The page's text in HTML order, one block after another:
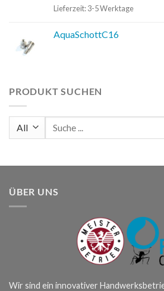
Lieferzeit:3-5 Werktage
AquaSchottC16
PRODUKT SUCHEN
Suchen
nach:
ÜBER UNS
Wir sind ein innovativer